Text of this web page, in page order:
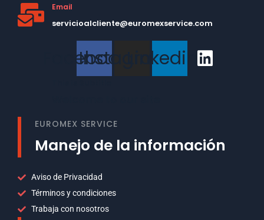
Email
servicioalcliente@euromexservice.com
Facebook
Instagram
Linkedin
EUROMEX SERVICE
Manejo de la información
Aviso de Privacidad
Términos y condiciones
Trabaja con nosotros